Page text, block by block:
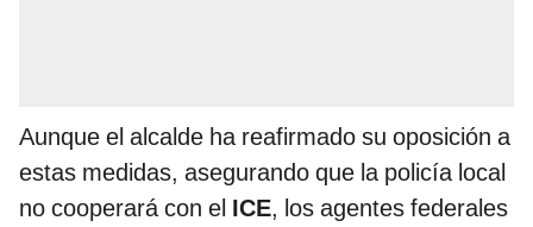
Aunque el alcalde ha reafirmado su oposición a
estas medidas, asegurando que la policía local
no cooperará con el ICE, los agentes federales